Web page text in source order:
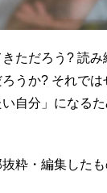
ただろう? 読み
うか? それで
自分」になる
粋・編集したも